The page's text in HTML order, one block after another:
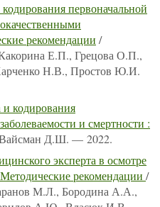
первоначальной
рекомендации /
Е.П., Грецова О.П.,
Н.В., Простов Ю.И.
и кодирования
и смертности :
Д.Ш. — 2022.
эксперта в осмотре
рекомендации /
М.Л., Бородина А.А.,